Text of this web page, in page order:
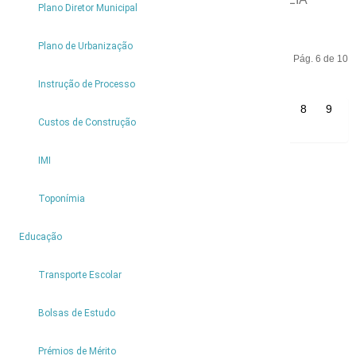
Plano Diretor Municipal
Plano de Urbanização
Instrução de Processo
Custos de Construção
IMI
Toponímia
Educação
Transporte Escolar
Bolsas de Estudo
Prémios de Mérito
NOVAMENTE A BANDEIRA ECO ESCOLAS
Pág. 6 de 10
8
9
Fim